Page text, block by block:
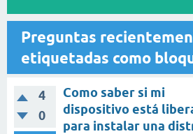
Preguntas
etiquetadas como
4
0
Como saber si mi
dispositivo está
para instalar una